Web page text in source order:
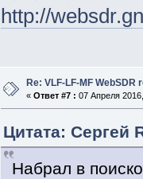
http://
Re: VLF-LF-MF
« Ответ #7 : 07 Апреля
Цитата: Сергей
Набрал в